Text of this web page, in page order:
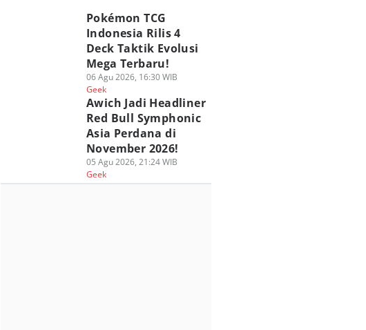
Pokémon TCG
Indonesia Rilis 4
Deck Taktik Evolusi
Mega Terbaru!
06 Agu 2026, 16:30 WIB
Geek
Awich Jadi Headliner
Red Bull Symphonic
Asia Perdana di
November 2026!
05 Agu 2026, 21:24 WIB
Geek